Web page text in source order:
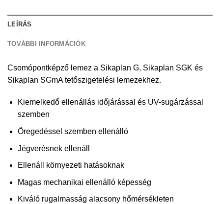
LEÍRÁS
TOVÁBBI INFORMÁCIÓK
Csomópontképző lemez a Sikaplan G, Sikaplan SGK és
Sikaplan SGmA tetőszigetelési lemezekhez.
Kiemelkedő ellenállás időjárással és UV-sugárzással
szemben
Öregedéssel szemben ellenálló
Jégverésnek ellenáll
Ellenáll környezeti hatásoknak
Magas mechanikai ellenálló képesség
Kiváló rugalmasság alacsony hőmérsékleten